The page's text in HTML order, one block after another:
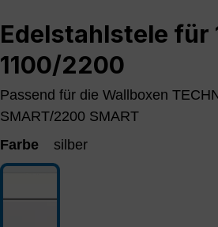
Edelstahlstele für
1100/2200
Passend für die Wallboxen
SMART/2200 SMART
Farbe
silber